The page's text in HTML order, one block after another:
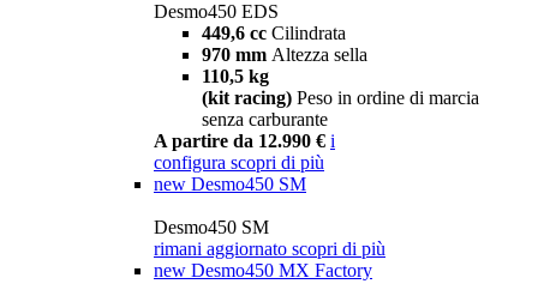
Desmo450 EDS
449,6 cc Cilindrata
970 mm Altezza sella
110,5 kg
(kit racing) Peso in ordine di marcia
senza carburante
A partire da 12.990 € i
configura scopri di più
new Desmo450 SM
Desmo450 SM
rimani aggiornato scopri di più
new Desmo450 MX Factory